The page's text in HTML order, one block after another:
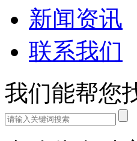
新闻资讯
联系我们
我们能帮您